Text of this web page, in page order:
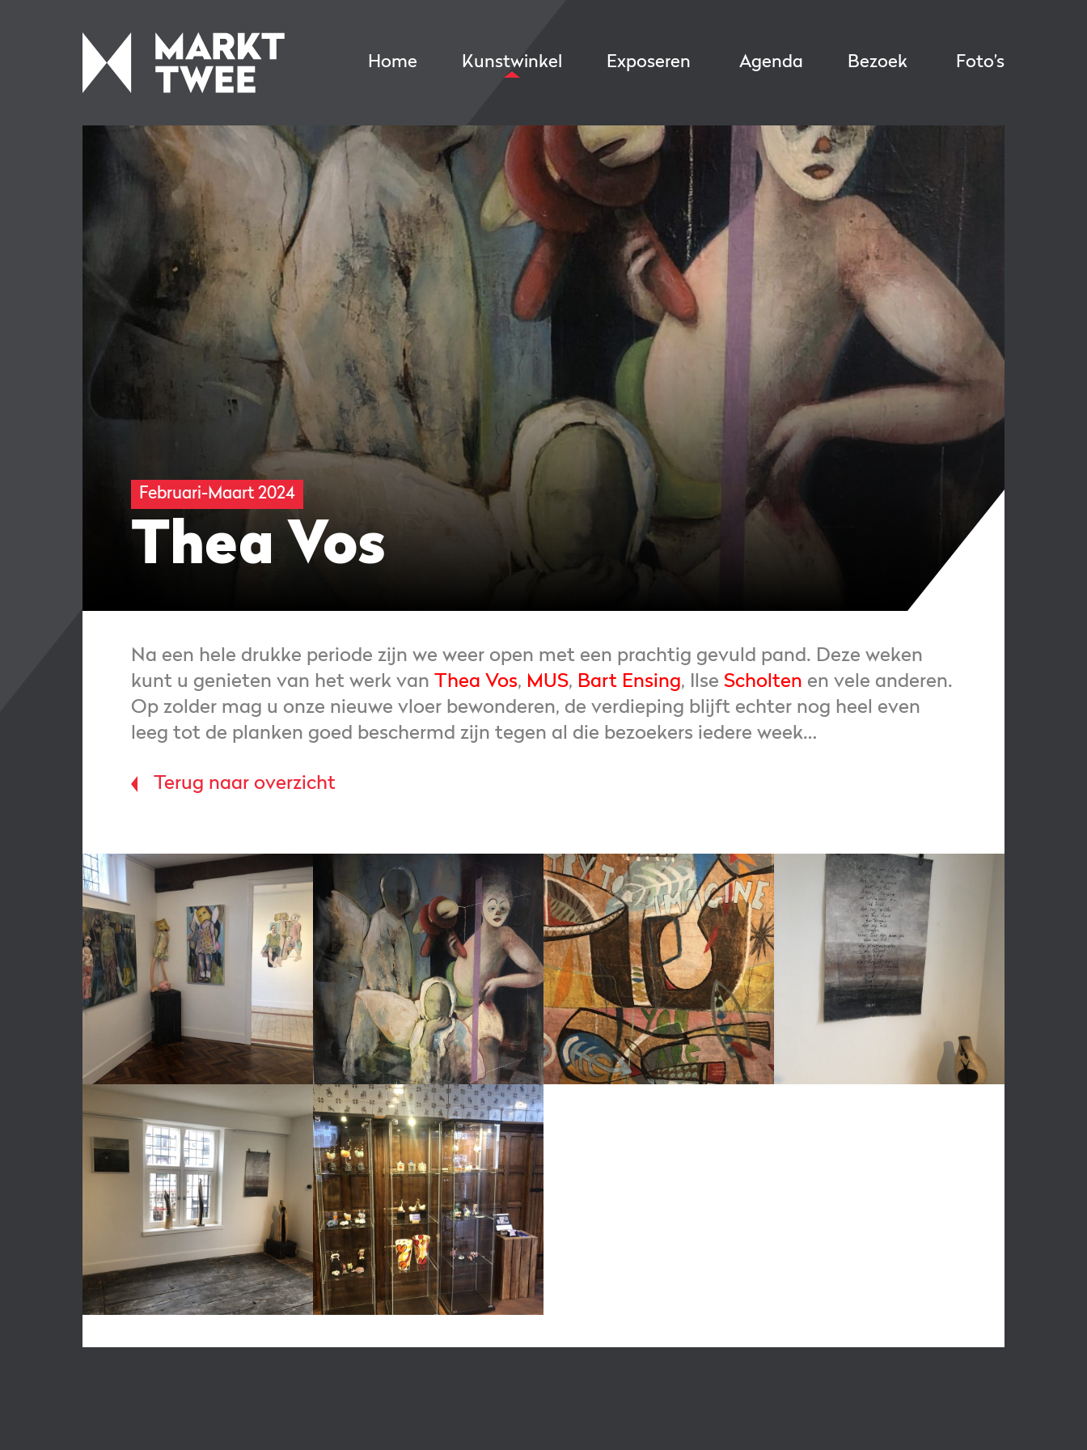
Home Kunstwinkel Exposeren Agenda Bezoek Foto’s
Februari-Maart 2024
Thea Vos
Na een hele drukke periode zijn we weer open met een prachtig gevuld pand. Deze weken
kunt u genieten van het werk van Thea Vos, MUS, Bart Ensing, Ilse Scholten en vele anderen.
Op zolder mag u onze nieuwe vloer bewonderen, de verdieping blijft echter nog heel even
leeg tot de planken goed beschermd zijn tegen al die bezoekers iedere week…
Terug naar overzicht